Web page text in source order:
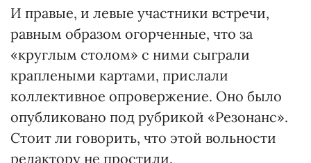
И правые, и левые участники встречи,
равным образом огорченные, что за
«круглым столом» с ними сыграли
краплеными картами, прислали
коллективное опровержение. Оно было
опубликовано под рубрикой «Резонанс».
Стоит ли говорить, что этой вольности
редактору не простили.